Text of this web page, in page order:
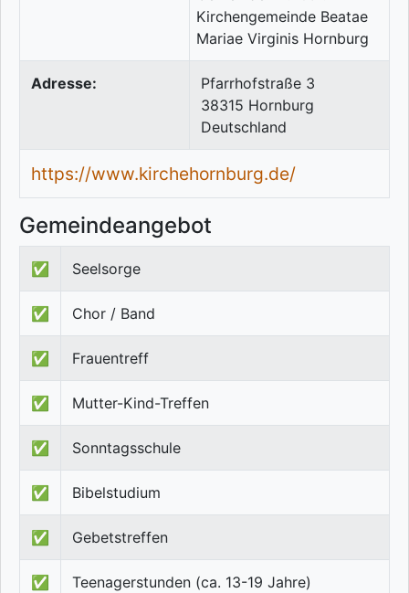
Adresse:
Pfarrhofstraße 3
38315 Hornburg
Deutschland
https://www.kirchehornburg.de/
Gemeindeangebot
✅ Seelsorge
✅ Chor / Band
✅ Frauentreff
✅ Mutter-Kind-Treffen
✅ Sonntagsschule
✅ Bibelstudium
✅ Gebetstreffen
✅ Teenagerstunden (ca. 13-19 Jahre)